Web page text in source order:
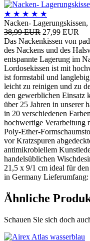
★ ★ ★ ★ ★
Nacken-
38,99 EUR 27,99 EUR
Das Nackenkissen von
des Nackens und des
entspannte Lagerung im
Lordosekissen ist mit
ist formstabil und
leicht zu reinigen und zu
den gewerblichen Einsatz
über 25 Jahren in unserer
in 20 verschiedenen
hochwertige Verarbeitung
Poly-Ether-
vor Kratzspuren
antimikrobiellem
handelsüblichen
21,5 x 9/1 cm ideal für
in Germany
Ähnliche
Schauen Sie sich doch